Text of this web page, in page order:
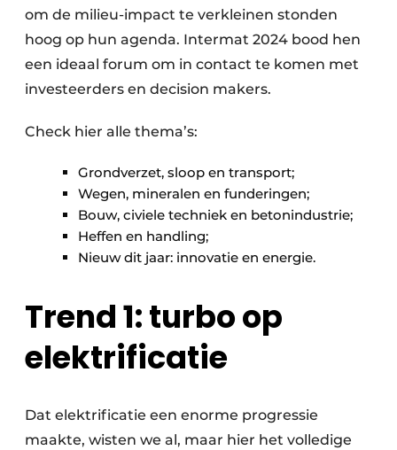
om de milieu-impact te verkleinen stonden
hoog op hun agenda. Intermat 2024 bood hen
een ideaal forum om in contact te komen met
investeerders en decision makers.
Check hier alle thema’s:
Grondverzet, sloop en transport;
Wegen, mineralen en funderingen;
Bouw, civiele techniek en betonindustrie;
Heffen en handling;
Nieuw dit jaar: innovatie en energie.
Trend 1: turbo op
elektrificatie
Dat elektrificatie een enorme progressie
maakte, wisten we al, maar hier het volledige